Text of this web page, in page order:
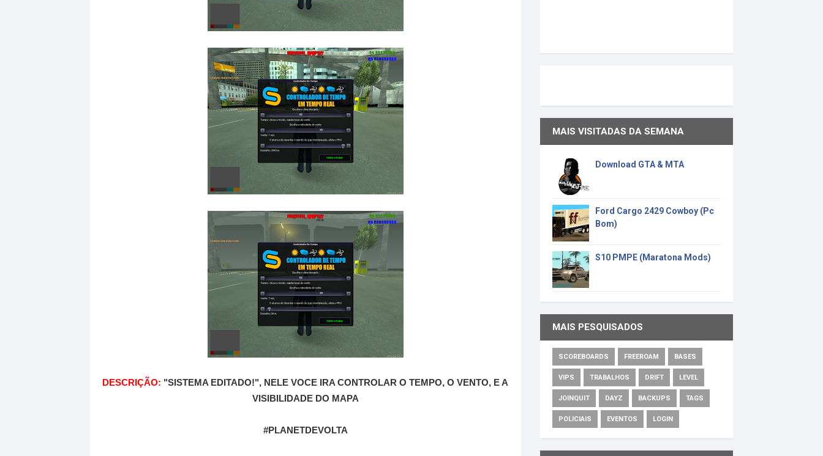
DESCRIÇÃO: "SISTEMA EDITADO!", NELE VOCE IRA CONTROLAR O TEMPO, O VENTO, E A
VISIBILIDADE DO MAPA
#PLANETDEVOLTA
MAIS VISITADAS DA SEMANA
Download GTA & MTA
Ford Cargo 2429 Cowboy (Pc
Bom)
S10 PMPE (Maratona Mods)
MAIS PESQUISADOS
SCOREBOARDS FREEROAM BASES
VIPS TRABALHOS DRIFT LEVEL
JOINQUIT DAYZ BACKUPS TAGS
POLICIAIS EVENTOS LOGIN